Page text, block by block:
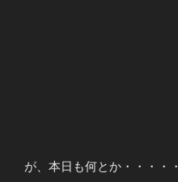
が、本日も何とか・・・・・